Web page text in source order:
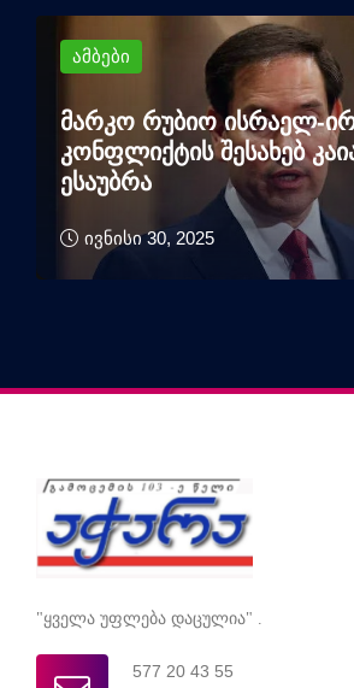
ამბები
მარკო რუბიო ისრაელ-
კონფლიქტის შესახებ
ესაუბრა
ივნისი 30, 2025
"ყველა უფლება დაცულია" .
577 20 43 55